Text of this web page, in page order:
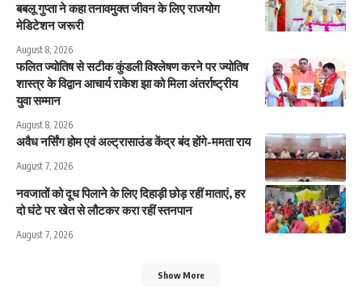
बबलू गुप्ता ने कहा तनावमुक्त जीवन के लिए राजयोग
मेडिटेशन जरूरी
August 8, 2026
फलित ज्योतिष से सटीक कुंडली विश्लेषण करने पर ज्योतिष
शास्त्र के विद्वान आचार्य राकेश झा को मिला अंतर्राष्ट्रीय
युवा सम्मान
August 8, 2026
अवैध नर्सिंग होम एवं अल्ट्रासाउंड केंद्र बंद होंगे-ममता राय
August 7, 2026
नवजातों को दूध पिलाने के लिए दिहाड़ी छोड़ रहीं माताएं, हर
दो घंटे पर खेत से लौटकर करा रहीं स्तनपान
August 7, 2026
Show More